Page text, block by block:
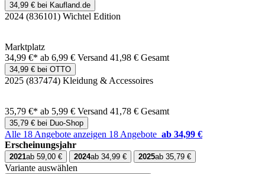
34,99 € bei Kaufland.de
2024 (836101) Wichtel Edition
Marktplatz
34,99 €* ab 6,99 € Versand 41,98 € Gesamt
34,99 € bei OTTO
2025 (837474) Kleidung & Accessoires
35,79 €* ab 5,99 € Versand 41,78 € Gesamt
35,79 € bei Duo-Shop
Alle 18 Angebote anzeigen 18 Angebote ab 34,99 €
Erscheinungsjahr
2021ab 59,00 € 2024ab 34,99 € 2025ab 35,79 €
Variante auswählen